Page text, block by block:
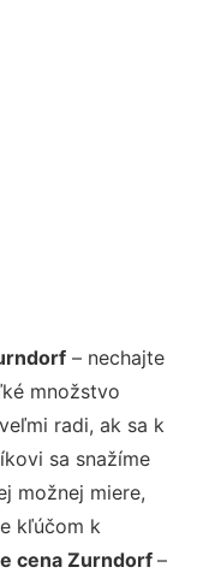
– nechajte
množstvo
radi, ak sa k
sa snažíme
možnej miere,
kľúčom k
cena Zurndorf –